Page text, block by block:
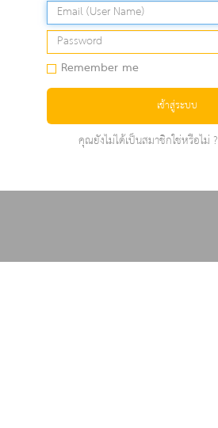
Remember me
เข้าสู่ระบบ
คุณยังไม่ได้เป็นสมาชิกใช่หรือไม่ ?